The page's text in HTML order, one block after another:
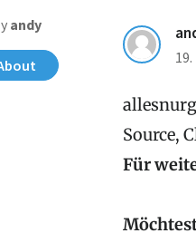
Source,
Für
andy